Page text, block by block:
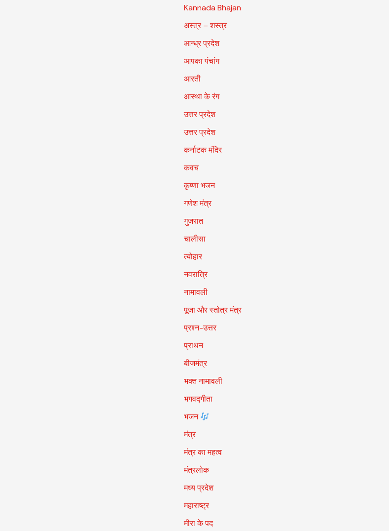
Kannada Bhajan
अस्त्र – शस्त्र
आन्ध्र प्रदेश
आपका पंचांग
आरती
आस्था के रंग
उत्तर प्रदेश
उत्तर प्रदेश
कर्नाटक मंदिर
कवच
कृष्णा भजन
गणेश मंत्र
गुजरात
चालीसा
त्योहार
नवरात्रि
नामावली
पूजा और स्तोत्र मंत्र
प्रश्न-उत्तर
प्राथन
बीजमंत्र
भक्त नामावली
भगवद्गीता
भजन
मंत्र
मंत्र का महत्व
मंत्रलोक
मध्य प्रदेश
महाराष्ट्र
मीरा के पद